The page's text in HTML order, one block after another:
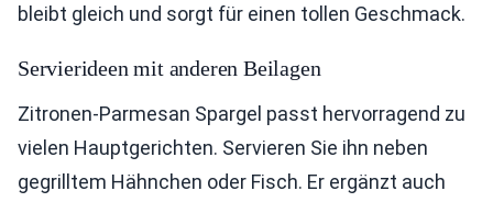
bleibt gleich und sorgt für einen tollen Geschmack.
Servierideen mit anderen Beilagen
Zitronen-Parmesan Spargel passt hervorragend zu
vielen Hauptgerichten. Servieren Sie ihn neben
gegrilltem Hähnchen oder Fisch. Er ergänzt auch